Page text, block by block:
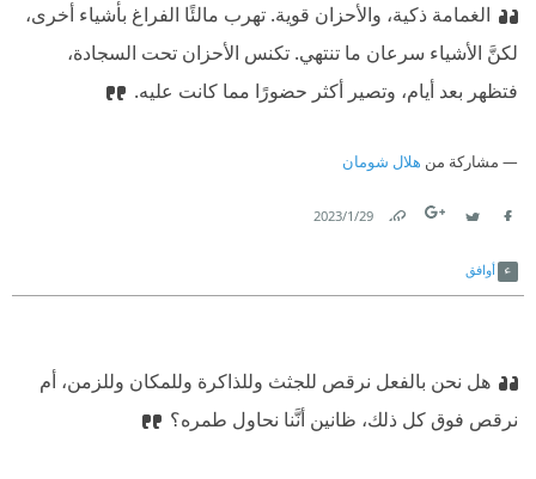
الغمامة ذكية، والأحزان قوية. تهرب مالئًا الفراغ بأشياء أخرى،
لكنَّ الأشياء سرعان ما تنتهي. تكنس الأحزان تحت السجادة،
فتظهر بعد أيام، وتصير أكثر حضورًا مما كانت عليه.
مشاركة من هلال شومان
29‏/1‏/2023
أوافق
هل نحن بالفعل نرقص للجثث وللذاكرة وللمكان وللزمن، أم
نرقص فوق كل ذلك، ظانين أنَّنا نحاول طمره؟